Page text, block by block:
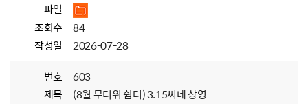
파일
조회수
84
작성일
2026-07-28
번호
603
제목
(8월 무더위 쉼터) 3.15씨네 상영